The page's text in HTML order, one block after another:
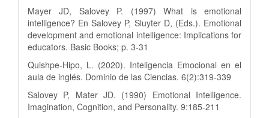
Mayer JD, Salovey P. (1997) What is emotional
intelligence? En Salovey P, Sluyter D, (Eds.). Emotional
development and emotional intelligence: Implications for
educators. Basic Books; p. 3-31
Quishpe-Hipo, L. (2020). Inteligencia Emocional en el
aula de inglés. Dominio de las Ciencias. 6(2):319-339
Salovey P, Mater JD. (1990) Emotional Intelligence.
Imagination, Cognition, and Personality. 9:185-211